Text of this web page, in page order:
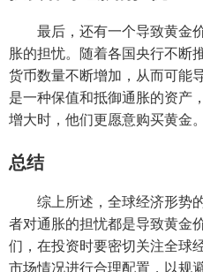
最后，还有一个导致黄金
胀的担忧。随着各国央行不断
货币数量不断增加，从而可能
是一种保值和抵御通胀的资产
增大时，他们更愿意购买黄金。
总结
综上所述，全球经济形势
者对通胀的担忧都是导致黄金
们，在投资时要密切关注全球
市场情况进行合理配置，以规